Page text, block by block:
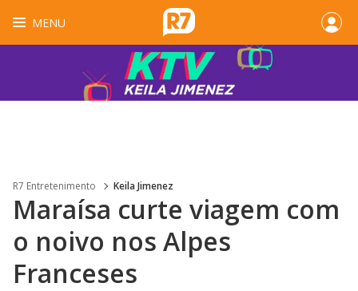
MENU
R7 Entretenimento Keila Jimenez
Maraísa curte viagem com
o noivo nos Alpes
Franceses